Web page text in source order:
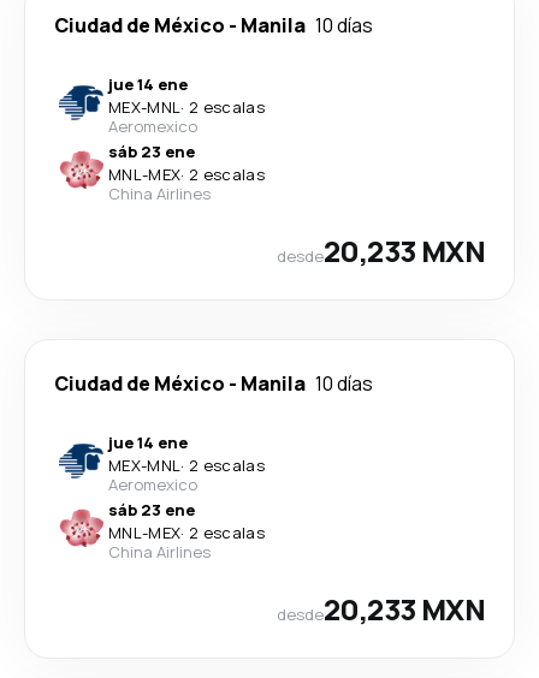
Ciudad de México - Manila 10 días
jue 14 ene
MEX-MNL· 2 escalas
Aeromexico
sáb 23 ene
MNL-MEX· 2 escalas
China Airlines
desde20,233 MXN
Ciudad de México - Manila 10 días
jue 14 ene
MEX-MNL· 2 escalas
Aeromexico
sáb 23 ene
MNL-MEX· 2 escalas
China Airlines
desde20,233 MXN